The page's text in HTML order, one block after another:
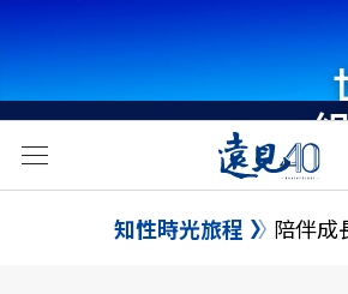
知性時光旅程 陪伴成